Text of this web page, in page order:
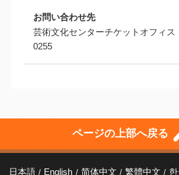
お問い合わせ先
芸術文化センターチケットオフィ
0255
ページの上部へ戻る
日本語 English 简体中文 繁體中文